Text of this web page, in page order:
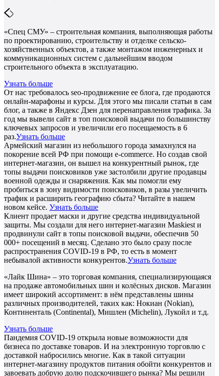
«Спец СМУ» – строительная компания, выполняющая работы
по проектированию, строительству и отделке сельско-
хозяйственных объектов, а также монтажом инженерных и
коммуникационных систем с дальнейшим вводом
строительного объекта в эксплуатацию.
Узнать больше
От нас требовалось seo-продвижение ее блога, где продаются
онлайн-марафоны и курсы. Для этого мы писали статьи в сам
блог, а также в Яндекс Дзен для перенаправления трафика. За
год мы вывели сайт в топ поисковой выдачи по большинству
ключевых запросов и увеличили его посещаемость в 6
раз.Узнать больше
Армейский магазин из небольшого города замахнулся на
покорение всей РФ при помощи e-commerce. Но создав свой
интернет-магазин, он вышел на конкурентный рынок, где
топы выдачи поисковиков уже застолбили другие продавцы
военной одежды и снаряжения. Как мы помогли ему
пробиться в зону видимости поисковиков, в разы увеличить
трафик и расширить географию сбыта? Читайте в нашем
новом кейсе. Узнать больше
Клиент продает маски и другие средства индивидуальной
защиты. Мы создали для него интернет-магазин Maskiest и
продвинули сайт в топы поисковой выдачи, обеспечив 50
000+ посещений в месяц. Сделано это было сразу после
распространения COVID-19 в РФ, то есть в момент
небывалой активности конкурентов.Узнать больше
«Лайк Шина» – это торговая компания, специализирующаяся
на продаже автомобильных шин и колёсных дисков. Магазин
имеет широкий ассортимент: в нём представлены шины
различных производителей, таких как: Нокиан (Nokian),
Континенталь (Continental), Мишлен (Michelin), Лукойл и т.д.
Узнать больше
Пандемия COVID-19 открыла новые возможности для
бизнеса по доставке товаров. И на электронную торговлю с
доставкой набросились многие. Как в такой ситуации
интернет-магазину продуктов питания обойти конкурентов и
завоевать добрую долю подскочившего рынка? Мы решили